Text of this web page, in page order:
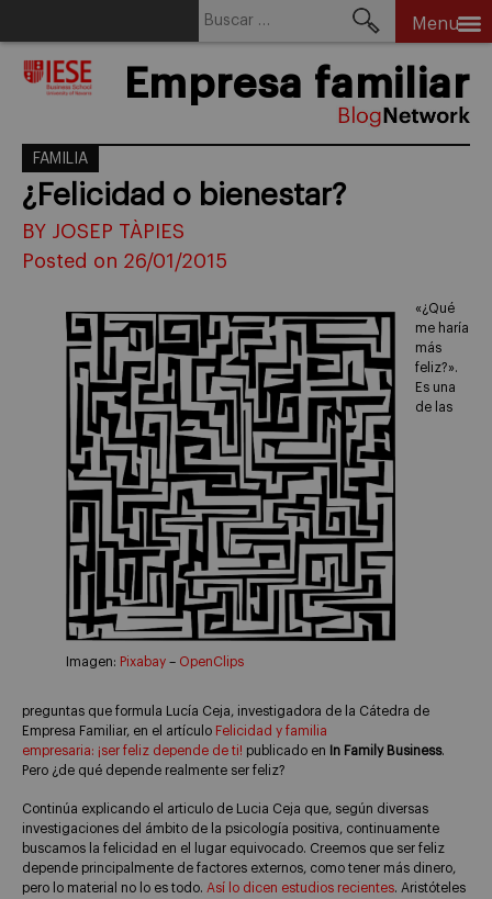
Menu
Empresa familiar
FAMILIA
¿Felicidad o bienestar?
BY JOSEP TÀPIES
Posted on 26/01/2015
Imagen: Pixabay – OpenClips
«¿Qué
me haría
más
feliz?».
Es una
de las
preguntas que formula Lucía Ceja, investigadora de la Cátedra de
Empresa Familiar, en el artículo Felicidad y familia
empresaria: ¡ser feliz depende de ti! publicado en In Family Business.
Pero ¿de qué depende realmente ser feliz?
Continúa explicando el articulo de Lucia Ceja que, según diversas
investigaciones del ámbito de la psicología positiva, continuamente
buscamos la felicidad en el lugar equivocado. Creemos que ser feliz
depende principalmente de factores externos, como tener más dinero,
pero lo material no lo es todo. Así lo dicen estudios recientes. Aristóteles